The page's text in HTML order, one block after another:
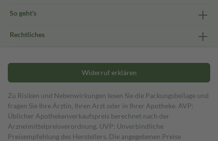
So geht's
Rechtliches
Widerruf erklären
Zu Risiken und Nebenwirkungen lesen Sie die Packungsbeilage und
fragen Sie Ihre Ärztin, Ihren Arzt oder in Ihrer Apotheke. AVP:
Üblicher Apothekenverkaufspreis berechnet nach der
Arzneimittelpreisverordnung. UVP: Unverbindliche
Preisempfehlung des Herstellers. Die angegebenen Preise